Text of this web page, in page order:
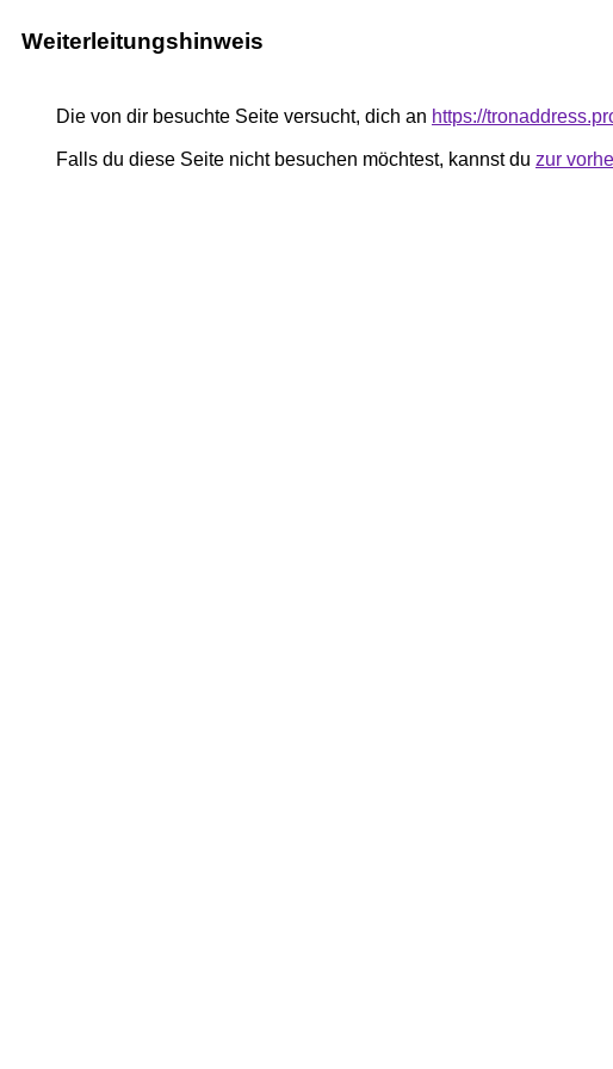
Weiterleitungshinweis
Die von dir besuchte Seite versucht, dich an https://
Falls du diese Seite nicht besuchen möchtest, kannst du zur